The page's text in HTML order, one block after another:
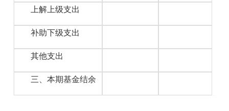
上解上级支出
补助下级支出
其他支出
三、本期基金结余